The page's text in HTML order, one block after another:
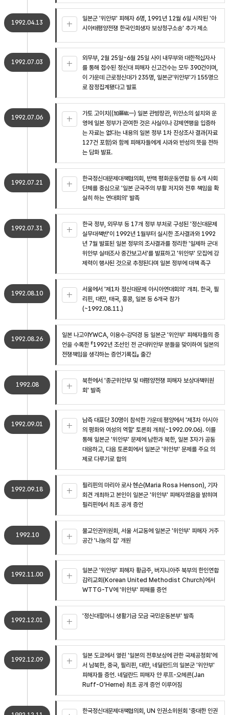
1992.04.13
일본군 '위안부' 피해자 6명, 1991년 12월 6일 시작된 '아
시아태평양전쟁 한국인희생자 보상청구소송' 추가 제소
1992.07.03
외무부, 2월 25일~6월 25일 사이 내무부와 대한적십자사
를 통해 접수된 정신대 피해자 신고건수는 모두 390건이며,
이 가운데 근로정신대가 235명, 일본군'위안부'가 155명으
로 잠정집계됐다고 발표
1992.07.06
가토 고이치((加藤紘一) 일본 관방장관, 위안소의 설치와 운
영에 일본 정부가 관여한 것은 사실이나 강제연행을 입증하
는 자료는 없다는 내용의 일본 정부 1차 진상조사 결과(자료
127건 포함)와 함께 피해자들에게 사과와 반성의 뜻을 전하
는 담화 발표.
1992.07.21
한국정신대문제대책협의회, 반핵 평화운동연합 등 6개 사회
단체를 중심으로 '일본 군국주의 부활 저지와 전후 책임을 확
실히 하는 연대회의' 발족
1992.07.31
한국 정부, 외무부 등 17개 정부 부처로 구성된 '정신대문제
실무대책반'이 1992년 1월부터 실시한 조사결과와 1992
년 7월 발표된 일본 정부의 조사결과를 정리한 '일제하 군대
위안부 실태조사 중간보고서'를 발표하고 '위안부' 모집에 강
제력이 행사된 것으로 추정된다며 일본 정부에 대책 촉구
1992.08.10
서울에서 '제1차 정신대문제 아시아연대회의' 개최. 한국, 필
리핀, 대만, 태국, 홍콩, 일본 등 6개국 참가
(~1992.08.11.)
1992.08.26
일본 나고야YWCA, 이용수·강덕경 등 일본군 '위안부' 피해자들의 증
언을 수록한 『1992년 조선인 전 군대위안부 분들을 맞이하여 일본의
전쟁책임을 생각하는 증언기록집』 출간
1992.08
북한에서 '종군위안부 및 태평양전쟁 피해자 보상대책위원
회' 발족
1992.09.01
남측 대표단 30명이 참석한 가운데 평양에서 '제3차 아시아
의 평화와 여성의 역할' 토론회 개최(~1992.09.06). 이를
통해 일본군 '위안부' 문제에 남한과 북한, 일본 3자가 공동
대응하고, 다음 토론회에서 일본군 '위안부' 문제를 주요 의
제로 다루기로 합의
1992.09.18
필리핀의 마리아 로사 헨슨(Maria Rosa Henson), 기자
회견 개최하고 본인이 일본군 '위안부' 피해자였음을 밝히며
필리핀에서 최초 공개 증언
1992.10
불교인권위원회, 서울 서교동에 일본군 '위안부' 피해자 거주
공간 '나눔의 집' 개원
1992.11.00
일본군 '위안부' 피해자 황금주, 버지니아주 북부의 한인연합
감리교회(Korean United Methodist Church)에서
WTTG-TV에 '위안부' 피해를 증언
1992.12.01
'정신대할머니 생활기금 모금 국민운동본부' 발족
1992.12.09
일본 도쿄에서 열린 '일본의 전후보상에 관한 국제공청회'에
서 남북한, 중국, 필리핀, 대만, 네덜란드의 일본군 '위안부'
피해자들 증언. 네덜란드 피해자 얀 루프-오헤른(Jan
Ruff-O'Herne) 최초 공개 증언 이루어짐
한국정신대문제대책협의회, UN 인권소위원회 '중대한 인권